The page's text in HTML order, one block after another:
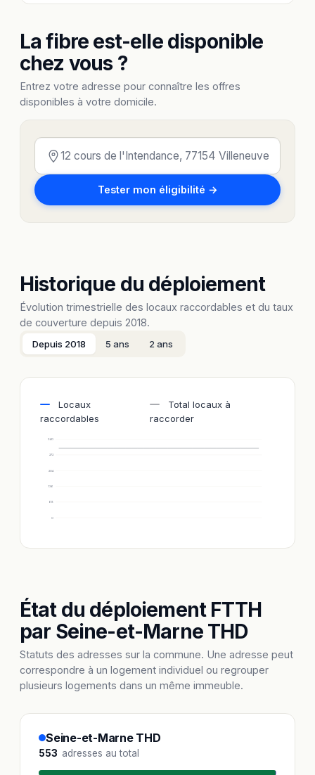
La fibre est-elle disponible
chez vous ?
Entrez votre adresse pour connaître les offres
disponibles à votre domicile.
Tester mon éligibilité →
Historique du déploiement
Évolution trimestrielle des locaux raccordables et du taux
de couverture depuis 2018.
Depuis 2018 5 ans 2 ans
Locaux
raccordables
Total locaux à
raccorder
0
68
136
204
272
340
État du déploiement FTTH
par Seine-et-Marne THD
Statuts des adresses sur la commune. Une adresse peut
correspondre à un logement individuel ou regrouper
plusieurs logements dans un même immeuble.
Seine-et-Marne THD
553 adresses au total